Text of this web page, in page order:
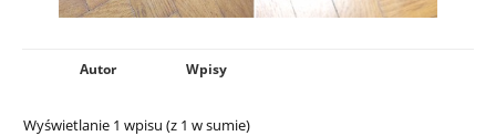
Autor Wpisy
Wyświetlanie 1 wpisu (z 1 w sumie)